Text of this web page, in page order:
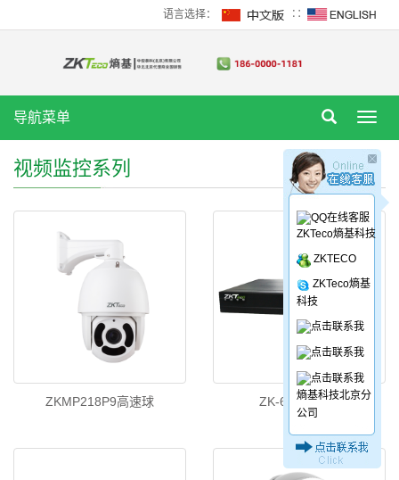
语言选择： ∷
导航菜单
视频监控系列
ZKMP218P9高速球 ZK-6125N-K2/
ZKTeco熵基科技
ZKTECO
ZKTeco熵基
科技
熵基科技北京分
公司